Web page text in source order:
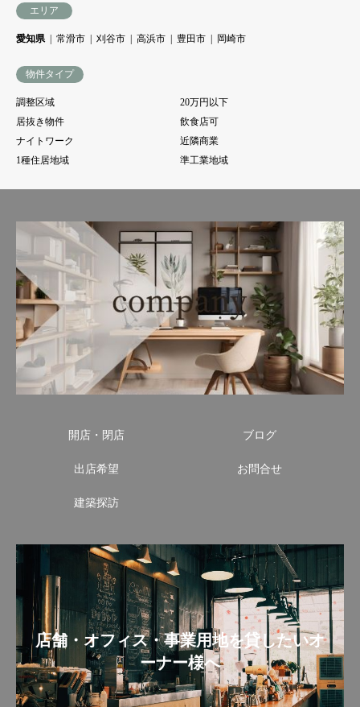
エリア
愛知県 常滑市 刈谷市 高浜市 豊田市 岡崎市
物件タイプ
調整区域
20万円以下
居抜き物件
飲食店可
ナイトワーク
近隣商業
1種住居地域
準工業地域
開店・閉店
出店希望
建築探訪
ブログ
お問合せ
店舗・オフィス・事業用地を貸したいオ
ーナー様へ